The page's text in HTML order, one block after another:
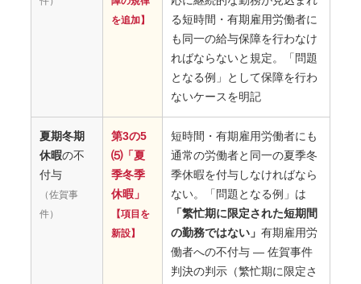
を追加】
る短時間・有期雇用労働者に
も同一の給与保障を行わなけ
ればならないと規定。「問題
となる例」として保障を行わ
ないケースを明記
夏期冬期
休暇の不
付与
（佐賀事
件）
第3の5
⑸「夏
季冬季
休暇」
【項目を
新設】
短時間・有期雇用労働者にも
通常の労働者と同一の夏季冬
季休暇を付与しなければなら
ない。「問題となる例」は
「繁忙期に限定された短期間
の勤務ではない」 有期雇用労
働者への不付与 ― 佐賀事件
判決の判示（繁忙期に限定さ